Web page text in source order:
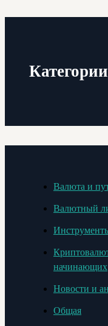
Категории
Валюта и
Валютный
начинающих
Новости и
Общая